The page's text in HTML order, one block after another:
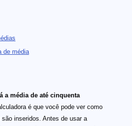
de média
a média de até cinquenta
é que você pode ver como
inseridos. Antes de usar a